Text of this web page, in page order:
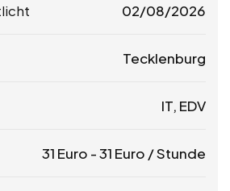
02/08/2026
Tecklenburg
IT, EDV
31 Euro -31 Euro / Stunde